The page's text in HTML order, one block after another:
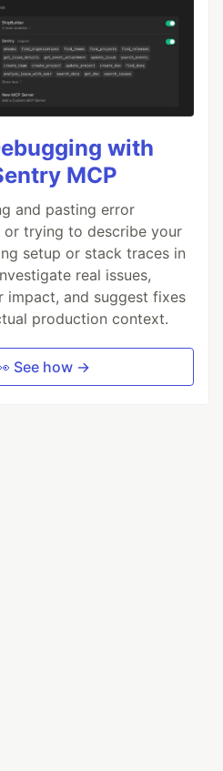
with
MCP
and pasting error
or trying to describe your
setup or stack traces in
real issues,
impact, and suggest fixes
production context.
See how →